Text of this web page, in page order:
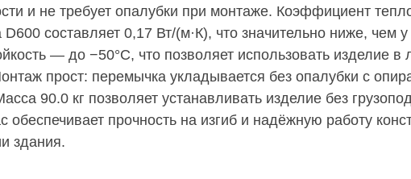
и не требует опалубки при монтаже. Коэффициент
составляет 0,17 Вт/(м·К), что значительно ниже, чем
— до −50°C, что позволяет использовать изделие
прост: перемычка укладывается без опалубки с
90.0 кг позволяет устанавливать изделие без
обеспечивает прочность на изгиб и надёжную работу
здания.